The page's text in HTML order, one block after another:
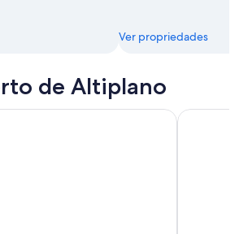
Ver propriedades
de Altiplano